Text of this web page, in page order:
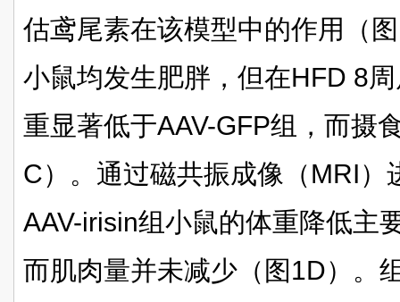
估鸢尾素在该模型中的作用（
小鼠均发生肥胖，但在HFD 8
重显著低于AAV-GFP组，而摄
C）。通过磁共振成像（MRI）
AAV-irisin组小鼠的体重降低主
而肌肉量并未减少（图1D）。